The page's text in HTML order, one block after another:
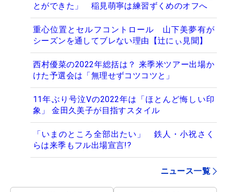
とができた」 稲見萌寧は練習ずくめのオフへ
重心位置とセルフコントロール 山下美夢有が
シーズンを通してブレない理由【辻にぃ見聞】
西村優菜の2022年総括は？ 来季米ツアー出場か
けた予選会は「無理せずコツコツと」
11年ぶり号泣Vの2022年は「ほとんど悔しい印
象」 金田久美子が目指すスタイル
「いまのところ全部出たい」 鉄人・小祝さく
らは来季もフル出場宣言!?
ニュース一覧